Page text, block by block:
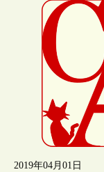
2019年04月01日